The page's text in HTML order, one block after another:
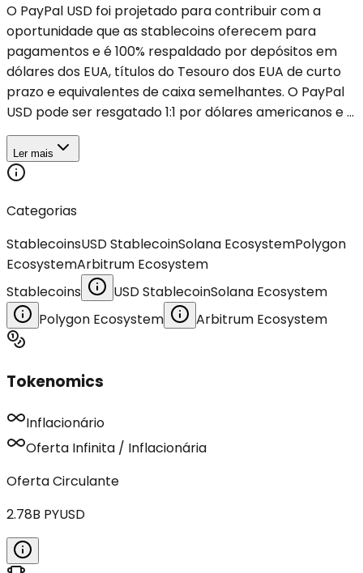
O PayPal USD foi projetado para contribuir com a
oportunidade que as stablecoins oferecem para
pagamentos e é 100% respaldado por depósitos em
dólares dos EUA, títulos do Tesouro dos EUA de curto
prazo e equivalentes de caixa semelhantes. O PayPal
USD pode ser resgatado 1:1 por dólares americanos e ...
Ler mais
Categorias
StablecoinsUSD StablecoinSolana EcosystemPolygon
EcosystemArbitrum Ecosystem
Stablecoins
USD StablecoinSolana Ecosystem
Polygon Ecosystem
Arbitrum Ecosystem
Tokenomics
Inflacionário
Oferta Infinita / Inflacionária
Oferta Circulante
2.78B PYUSD